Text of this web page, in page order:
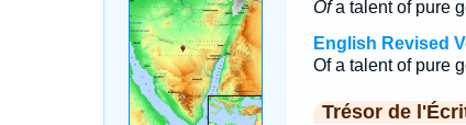
Ofa talent of pure
English Revised
Of a talent of pure
Trésor de